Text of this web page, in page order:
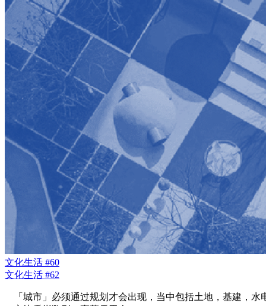
文化生活 #60
文化生活 #62
「城市」必须通过规划才会出现，当中包括土地，基建，